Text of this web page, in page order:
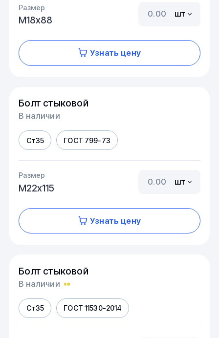
Размер
М18х88
шт
Узнать цену
Болт стыковой
В наличии
Ст35 ГОСТ 799-73
Размер
М22х115
шт
Узнать цену
Болт стыковой
В наличии
Ст35 ГОСТ 11530-2014